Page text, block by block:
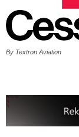
By Textron Aviation